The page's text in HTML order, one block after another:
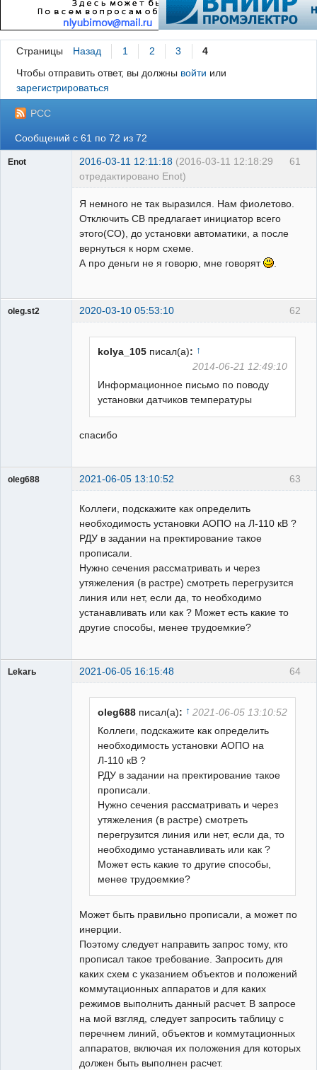
Страницы Назад 1 2 3
4
Чтобы отправить ответ, вы должны войти или
зарегистрироваться
РСС
Сообщений с 61 по 72 из 72
61
Enot 2016-03-11 12:11:18 (2016-03-11 12:18:29
отредактировано Enot)
Я немного не так выразился. Нам фиолетово.
Отключить СВ предлагает инициатор всего
этого(СО), до установки автоматики, а после
вернуться к норм схеме.
А про деньги не я говорю, мне говорят
62
oleg.st2 2020-03-10 05:53:10
kolya_105 писал(а): ↑
2014-06-21 12:49:10
Информационное письмо по поводу
установки датчиков температуры
спасибо
63
oleg688 2021-06-05 13:10:52
Коллеги, подскажите как определить
необходимость установки АОПО на Л-110 кВ ?
РДУ в задании на пректирование такое
прописали.
Нужно сечения рассматривать и через
утяжеления (в растре) смотреть перегрузится
линия или нет, если да, то необходимо
устанавливать или как ? Может есть какие то
другие способы, менее трудоемкие?
64
Lekarь 2021-06-05 16:15:48
oleg688 писал(а): ↑ 2021-06-05 13:10:52
Коллеги, подскажите как определить
необходимость установки АОПО на
Л-110 кВ ?
РДУ в задании на пректирование такое
прописали.
Нужно сечения рассматривать и через
утяжеления (в растре) смотреть
перегрузится линия или нет, если да, то
необходимо устанавливать или как ?
Может есть какие то другие способы,
менее трудоемкие?
Может быть правильно прописали, а может по
инерции.
Поэтому следует направить запрос тому, кто
прописал такое требование. Запросить для
каких схем с указанием объектов и положений
коммутационных аппаратов и для каких
режимов выполнить данный расчет. В запросе
на мой взгляд, следует запросить таблицу с
перечнем линий, объектов и коммутационных
аппаратов, включая их положения для которых
должен быть выполнен расчет.